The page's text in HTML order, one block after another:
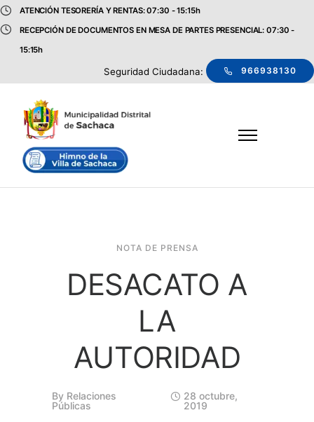
ATENCIÓN TESORERÍA Y RENTAS: 07:30 - 15:15h
RECEPCIÓN DE DOCUMENTOS EN MESA DE PARTES PRESENCIAL: 07:30 -
15:15h
Seguridad Ciudadana: 966938130
NOTA DE PRENSA
DESACATO A
LA
AUTORIDAD
By Relaciones
Públicas
28 octubre,
2019